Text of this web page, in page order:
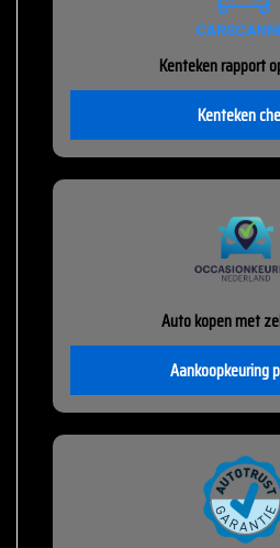
Kenteken rapport
Kenteken
Auto kopen met
Aankoopkeuring